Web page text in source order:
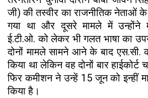
जी) की तस्वीर का राजनीतिक नेताओं
गया था और दूसरे मामले में उन्होंने
ई.टी.ओ. को लेकर भी गलत भाषा का
दोनों मामले सामने आने के बाद
किया था लेकिन वह दोनों बार
फिर कमीशन ने उन्हें 15 जून को इन्हीं
किया है।